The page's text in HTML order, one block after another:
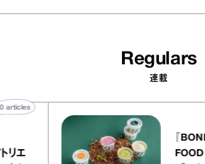
Regulars
連載
ー アトリエ
40